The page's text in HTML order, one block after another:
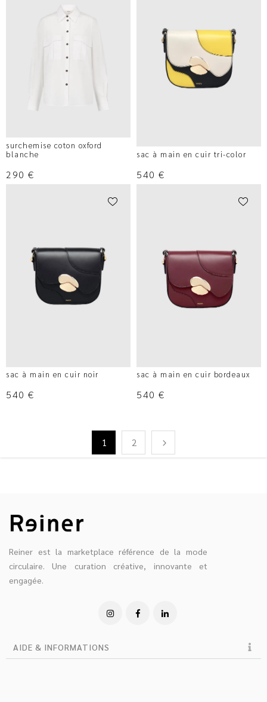
surchemise coton oxford
blanche
290 €
sac à main en cuir tri-color
540 €
sac à main en cuir noir
540 €
sac à main en cuir bordeaux
540 €
1 2
Reiner est la marketplace référence de la mode
circulaire. Une curation créative, innovante et
engagée.
AIDE & INFORMATIONS